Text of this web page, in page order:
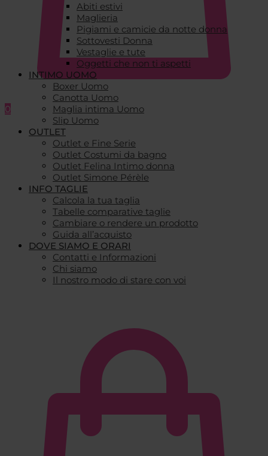
0
Abiti estivi
Maglieria
Pigiami e camicie da notte donna
Sottovesti Donna
Vestaglie e tute
Oggetti che non ti aspetti
INTIMO UOMO
Boxer Uomo
Canotta Uomo
Maglia intima Uomo
Slip Uomo
OUTLET
Outlet e Fine Serie
Outlet Costumi da bagno
Outlet Felina Intimo donna
Outlet Simone Pérèle
INFO TAGLIE
Calcola la tua taglia
Tabelle comparative taglie
Cambiare o rendere un prodotto
Guida all’acquisto
DOVE SIAMO E ORARI
Contatti e Informazioni
Chi siamo
Il nostro modo di stare con voi